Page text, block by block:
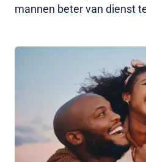
mannen beter van dienst